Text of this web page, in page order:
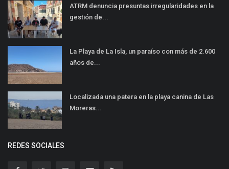
ATRM denuncia presuntas irregularidades en la
gestión de...
La Playa de La Isla, un paraíso con más de 2.600
años de...
Localizada una patera en la playa canina de Las
Moreras...
REDES SOCIALES